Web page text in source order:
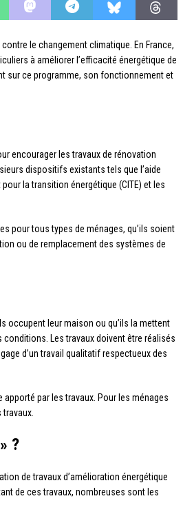
le changement climatique. En France,
à améliorer l’efficacité énergétique de
sur ce programme, son fonctionnement et
encourager les travaux de rénovation
dispositifs existants tels que l’aide
la transition énergétique (CITE) et les
pour tous types de ménages, qu’ils soient
ou de remplacement des systèmes de
occupent leur maison ou qu’ils la mettent
Les travaux doivent être réalisés
d’un travail qualitatif respectueux des
par les travaux. Pour les ménages
?
de travaux d’amélioration énergétique
de ces travaux, nombreuses sont les